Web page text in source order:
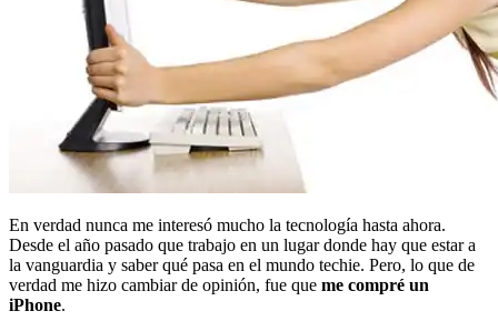
En verdad nunca me interesó mucho la tecnología hasta ahora.
Desde el año pasado que trabajo en un lugar donde hay que estar a
la vanguardia y saber qué pasa en el mundo techie. Pero, lo que de
verdad me hizo cambiar de opinión, fue que me compré un
iPhone.